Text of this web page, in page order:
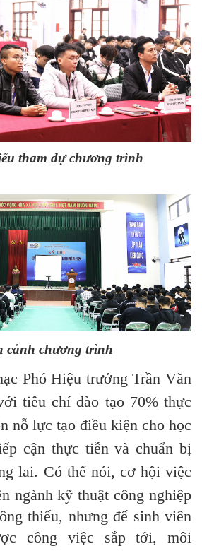
tham dự chương trình
cảnh chương trình
Phó Hiệu trưởng Trần Văn
tiêu chí đào tạo 70% thực
nỗ lực tạo điều kiện cho học
cận thực tiễn và chuẩn bị
lai. Có thể nói, cơ hội việc
ngành kỹ thuật công nghiệp
thiếu, nhưng để sinh viên
công việc sắp tới, môi